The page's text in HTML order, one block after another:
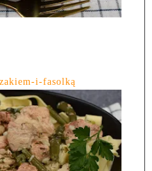
i-fasolką